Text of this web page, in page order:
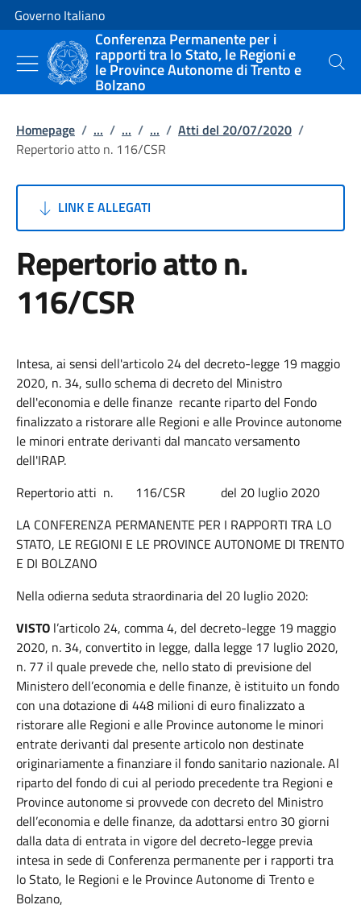
Vai al contenuto
Vai alla navigazione del sito
Governo Italiano
Conferenza Permanente per i
rapporti tra lo Stato, le Regioni e
le Province Autonome di Trento e
Bolzano
Cerca
Homepage / ... / ... / ... / Atti del 20/07/2020 /
Repertorio atto n. 116/CSR
LINK E ALLEGATI
Repertorio atto n.
116/CSR
Intesa, ai sensi dell'articolo 24 del decreto-legge 19 maggio
2020, n. 34, sullo schema di decreto del Ministro
dell'economia e delle finanze recante riparto del Fondo
finalizzato a ristorare alle Regioni e alle Province autonome
le minori entrate derivanti dal mancato versamento
dell'IRAP.
Repertorio atti n. 116/CSR del 20 luglio 2020
LA CONFERENZA PERMANENTE PER I RAPPORTI TRA LO
STATO, LE REGIONI E LE PROVINCE AUTONOME DI TRENTO
E DI BOLZANO
Nella odierna seduta straordinaria del 20 luglio 2020:
VISTO l’articolo 24, comma 4, del decreto-legge 19 maggio
2020, n. 34, convertito in legge, dalla legge 17 luglio 2020,
n. 77 il quale prevede che, nello stato di previsione del
Ministero dell’economia e delle finanze, è istituito un fondo
con una dotazione di 448 milioni di euro finalizzato a
ristorare alle Regioni e alle Province autonome le minori
entrate derivanti dal presente articolo non destinate
originariamente a finanziare il fondo sanitario nazionale. Al
riparto del fondo di cui al periodo precedente tra Regioni e
Province autonome si provvede con decreto del Ministro
dell’economia e delle finanze, da adottarsi entro 30 giorni
dalla data di entrata in vigore del decreto-legge previa
intesa in sede di Conferenza permanente per i rapporti tra
lo Stato, le Regioni e le Province Autonome di Trento e
Bolzano,